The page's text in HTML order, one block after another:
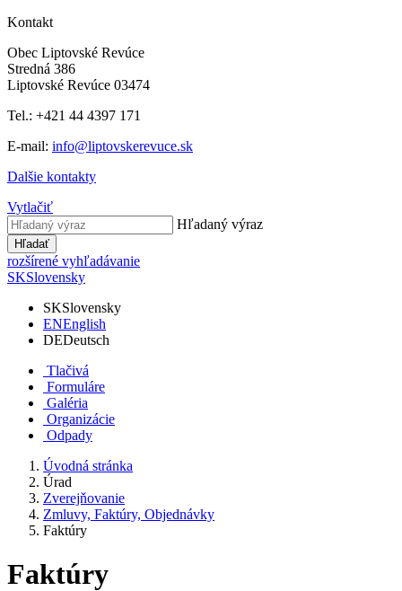
Kontakt
Obec Liptovské Revúce
Stredná 386
Liptovské Revúce 03474
Tel.: +421 44 4397 171
E-mail: info@liptovskerevuce.sk
Dalšie kontakty
Vytlačiť
Hľadaný výraz
Hľadať
rozšírené vyhľadávanie
SKSlovensky
SKSlovensky
ENEnglish
DEDeutsch
Tlačivá
Formuláre
Galéria
Organizácie
Odpady
Úvodná stránka
Úrad
Zverejňovanie
Zmluvy, Faktúry, Objednávky
Faktúry
Faktúry